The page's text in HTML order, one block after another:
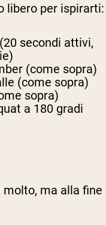
libero per ispirarti:
secondi attivi,
(come sopra)
(come sopra)
sopra)
a 180 gradi
ma alla fine